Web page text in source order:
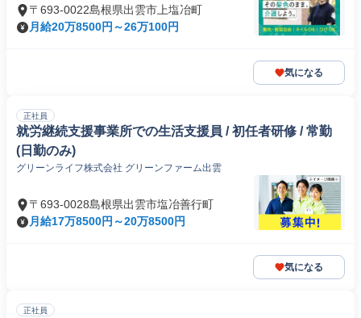
〒693-0022島根県出雲市上塩冶町
月給20万8500円～26万100円
気になる
正社員
就労継続支援事業所での生活支援員 / 初任者研修 / 常勤
(日勤のみ)
グリーンライフ株式会社 グリーンファーム出雲
〒693-0028島根県出雲市塩冶善行町
月給17万8500円～20万8500円
気になる
正社員